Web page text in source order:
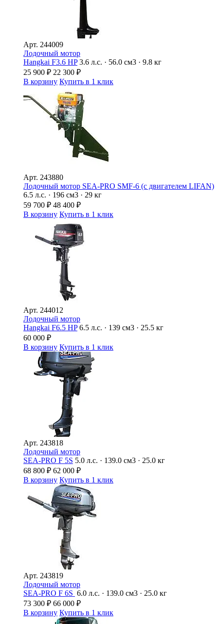
Арт. 244009
Лодочный мотор
Hangkai F3.6 HP 3.6 л.с. · 56.0 см3 · 9.8 кг
25 900 ₽ 22 300 ₽
В корзину Купить в 1 клик
Арт. 243880
Лодочный мотор SEA-PRO SMF-6 (с двигателем LIFAN)
6.5 л.с. · 196 см3 · 29 кг
59 700 ₽ 48 400 ₽
В корзину Купить в 1 клик
Арт. 244012
Лодочный мотор
Hangkai F6.5 HP 6.5 л.с. · 139 см3 · 25.5 кг
60 000 ₽
В корзину Купить в 1 клик
Арт. 243818
Лодочный мотор
SEA-PRO F 5S 5.0 л.с. · 139.0 см3 · 25.0 кг
68 800 ₽ 62 000 ₽
В корзину Купить в 1 клик
Арт. 243819
Лодочный мотор
SEA-PRO F 6S 6.0 л.с. · 139.0 см3 · 25.0 кг
73 300 ₽ 66 000 ₽
В корзину Купить в 1 клик